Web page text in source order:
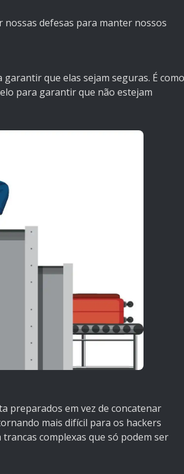
defesas para manter nossos
que elas sejam seguras. É como
para garantir que não estejam
preparados em vez de concatenar
mais difícil para os hackers
complexas que só podem ser